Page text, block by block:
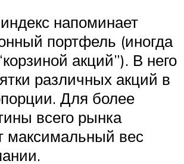
напоминает
портфель (иногда
акций”). В него
различных акций в
Для более
всего рынка
максимальный вес